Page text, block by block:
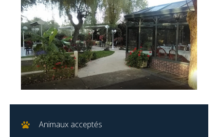
Animaux acceptés